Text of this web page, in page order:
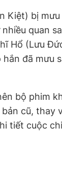
Kiệt) bị
quan
Hổ (Lưu
đã mưu
bộ phim
cũ, thay
tiết cuộc